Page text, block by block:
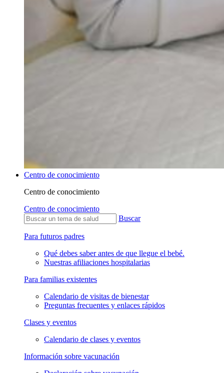
Centro de conocimiento
Centro de conocimiento
Centro de conocimiento
Buscar
Para futuros padres
Qué debes saber antes de que llegue el bebé.
Nuestras afiliaciones hospitalarias
Para familias existentes
Calendario de visitas de bienestar
Preguntas frecuentes y enlaces rápidos
Clases y eventos
Calendario de clases y eventos
Información sobre vacunación